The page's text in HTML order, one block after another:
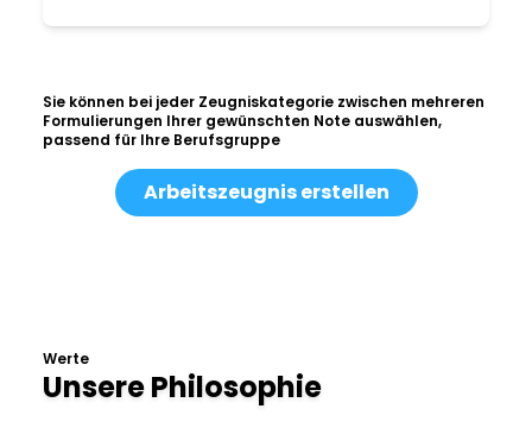
Sie können bei jeder Zeugniskategorie zwischen mehreren
Formulierungen Ihrer gewünschten Note auswählen,
passend für Ihre Berufsgruppe
Arbeitszeugnis erstellen
Werte
Unsere Philosophie